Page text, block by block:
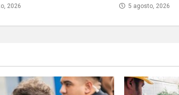
2026 5 agosto, 2026